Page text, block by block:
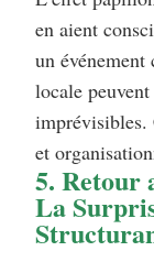
en aient
un
locale
imprévisibles.
et
5. Retour
La